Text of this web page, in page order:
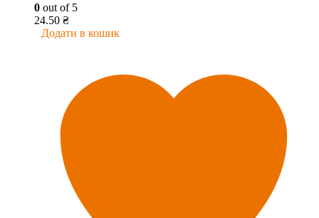
0 out of 5
24.50 ₴
Додати в кошик